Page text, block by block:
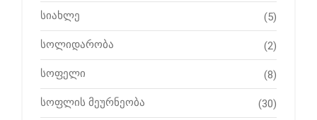
სიახლე (5)
სოლიდარობა (2)
სოფელი (8)
სოფლის მეურნეობა (30)